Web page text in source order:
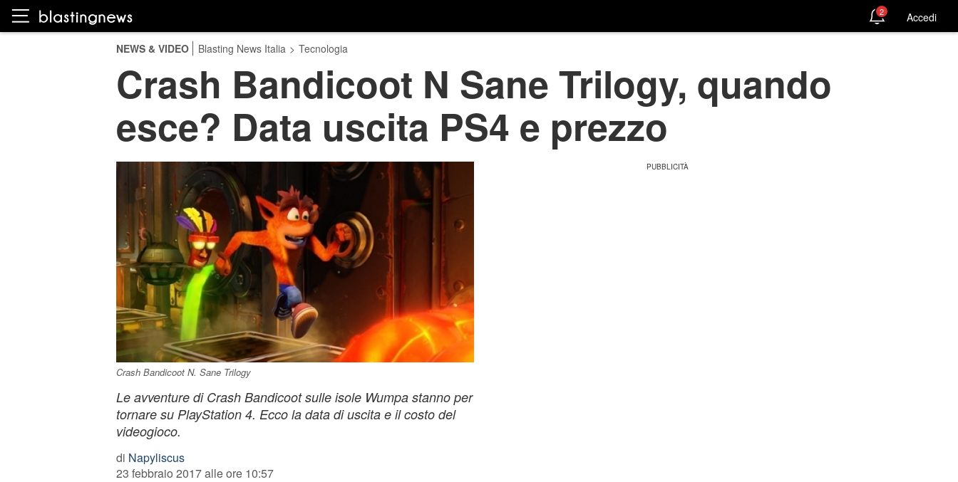
2 Accedi
NEWS & VIDEO Blasting News Italia > Tecnologia
Crash Bandicoot N Sane Trilogy, quando
esce? Data uscita PS4 e prezzo
Crash Bandicoot N. Sane Trilogy
Le avventure di Crash Bandicoot sulle isole Wumpa stanno per
tornare su PlayStation 4. Ecco la data di uscita e il costo del
videogioco.
di Napyliscus
23 febbraio 2017 alle ore 10:57